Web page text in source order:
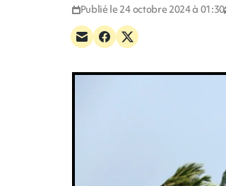
Publié le 24 octobre 2024 à 01:30